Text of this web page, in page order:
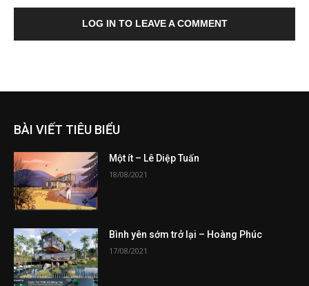
LOG IN TO LEAVE A COMMENT
BÀI VIẾT TIÊU BIỂU
Một ít – Lê Diệp Tuấn
18/08/2021
Bình yên sớm trở lại – Hoàng Phúc
17/08/2021